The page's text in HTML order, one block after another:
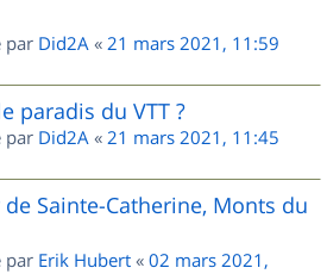
par Did2A « 21 mars 2021, 11:59
paradis du VTT ?
par Did2A « 21 mars 2021, 11:45
Sainte-Catherine, Monts du
par Erik Hubert « 02 mars 2021,